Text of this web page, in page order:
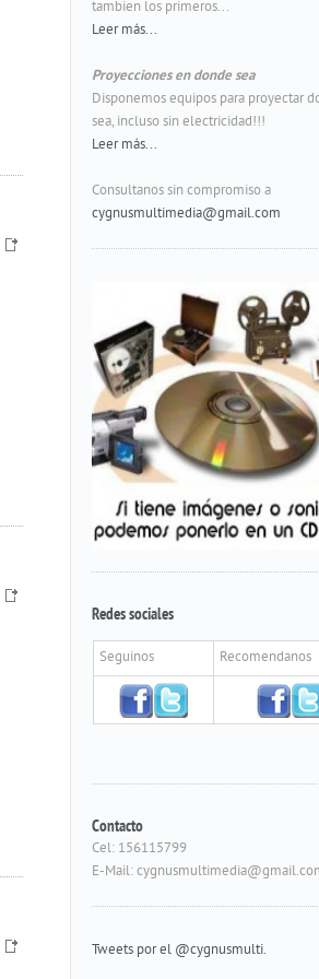
tambien los primeros...
Leer más...
Proyecciones en donde sea
Disponemos equipos para proyectar
sea, incluso sin electricidad!!!
Leer más...
Consultanos sin compromiso a
cygnusmultimedia@gmail.com
Redes sociales
Seguinos
Contacto
E-Mail: cygnusmultimedia@gmail.com
Tweets por el @cygnusmulti.